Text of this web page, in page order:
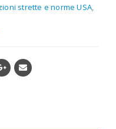
strette e norme USA